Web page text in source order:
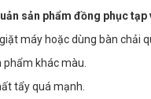
sản phẩm đồng phục tạp
máy hoặc dùng bàn chải
phẩm khác màu.
tẩy quá mạnh.